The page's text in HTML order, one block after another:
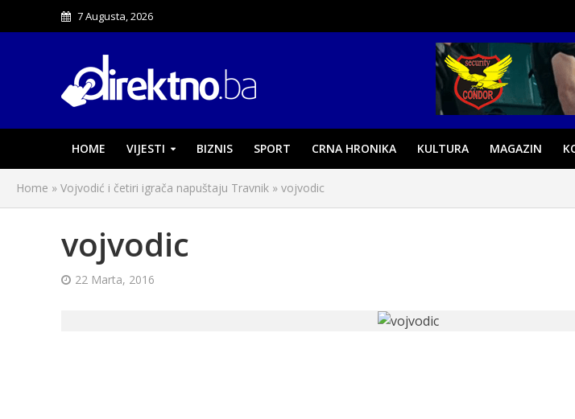
7 Augusta, 2026
HOME VIJESTI BIZNIS SPORT CRNA HRONIKA KULTURA MAGAZIN
Home » Vojvodić i četiri igrača napuštaju Travnik » vojvodic
vojvodic
22 Marta, 2016